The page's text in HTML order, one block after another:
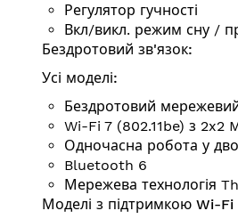
Регулятор гучності
Вкл/викл. режим сну /
Бездротовий зв'язок:
Усі моделі:
Бездротовий
Wi-Fi 7 (802.11be) з 2x2
Одночасна робота у
Bluetooth 6
Мережева технологія
Моделі з підтримкою Wi-